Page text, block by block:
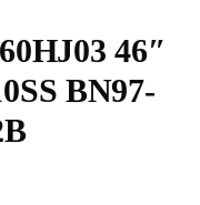
46″
BN97-